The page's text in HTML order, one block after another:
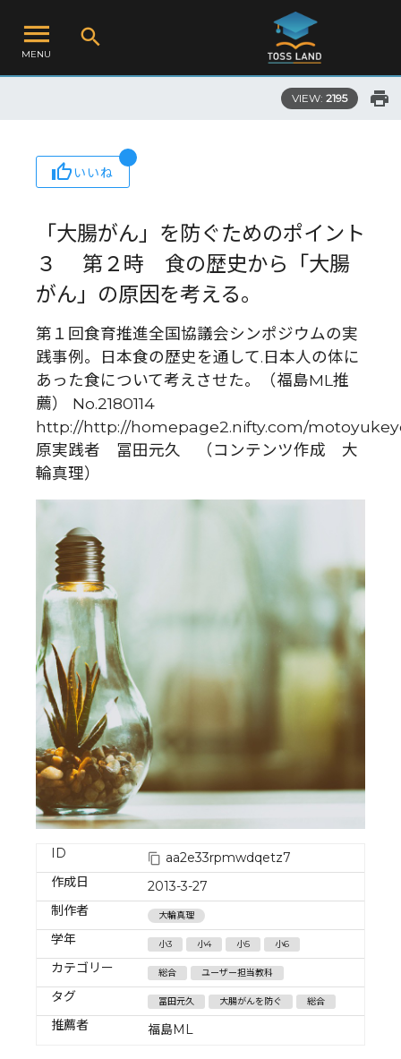
MENU
VIEW: 2195
いいね
「大腸がん」を防ぐためのポイント
３ 第２時 食の歴史から「大腸
がん」の原因を考える。
第１回食育推進全国協議会シンポジウムの実
践事例。日本食の歴史を通して.日本人の体に
あった食について考えさせた。（福島ML推
薦） No.2180114
http://http://homepage2.nifty.com/
原実践者 冨田元久 （コンテンツ作成 大
輪真理）
ID
aa2e33rpmwdqetz7
作成日
2013-3-27
制作者
大輪真理
学年 小3 小4 小5 小6
カテゴリー 総合 ユーザー担当教科
タグ 冨田元久 大腸がんを防ぐ 総合
推薦者 福島ML